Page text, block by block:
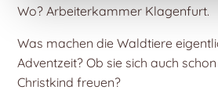
Wo? Arbeiterkammer Klagenfurt.
Was machen die Waldtiere
Adventzeit? Ob sie sich auch
Christkind freuen?